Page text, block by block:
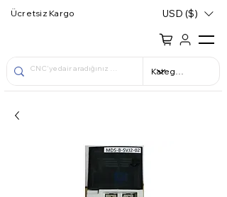
Ücretsiz Kargo USD ($)